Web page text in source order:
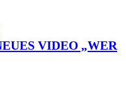
VIDEO „WER